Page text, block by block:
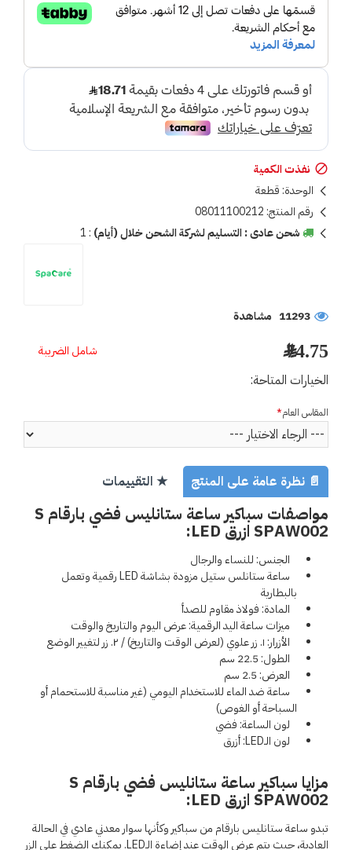
نفذت الكمية
الوحدة: قطعة
رقم المنتج: 08011100212
شحن عادى : التسليم لشركة الشحن خلال (أيام) :
1
11293 مشاهدة
74.75 ﷼ شامل الضريبة
الخيارات المتاحة:
المقاس العام
📄 نظرة عامة على المنتج ★ التقييمات
مواصفات سباكير ساعة ستانليس فضي بارقام S
SPAW002 ازرق LED:
الجنس: للنساء والرجال
ساعة ستانلس ستيل مزودة بشاشة LED رقمية وتعمل
بالبطارية
المادة: فولاذ مقاوم للصدأ
ميزات ساعة اليد الرقمية: عرض اليوم والتاريخ والوقت
الأزرار: ١. زر علوي (لعرض الوقت والتاريخ) / ٢. زر لتغيير الوضع
الطول: 22.5 سم
العرض: 2.5 سم
ساعة ضد الماء للاستخدام اليومي (غير مناسبة للاستحمام أو
السباحة أو الغوص)
لون الساعة: فضي
لون الـLED: أزرق
مزايا سباكير ساعة ستانليس فضي بارقام S
SPAW002 ازرق LED:
تبدو ساعة ستانليس بارقام من سباكير وكأنها سوار معدني عادي في الحالة
العادية، حيث يتم عرض الوقت عند إضاءة الـLED. يمكنك الضغط على الزر